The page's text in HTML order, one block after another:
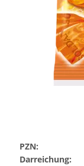
PZN:
Darreichung: